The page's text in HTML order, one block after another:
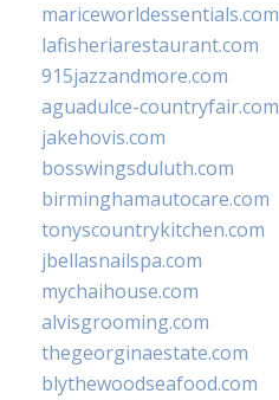
mariceworldessentials.com
lafisheriarestaurant.com
915jazzandmore.com
aguadulce-countryfair.com
jakehovis.com
bosswingsduluth.com
birminghamautocare.com
tonyscountrykitchen.com
jbellasnailspa.com
mychaihouse.com
alvisgrooming.com
thegeorginaestate.com
blythewoodseafood.com